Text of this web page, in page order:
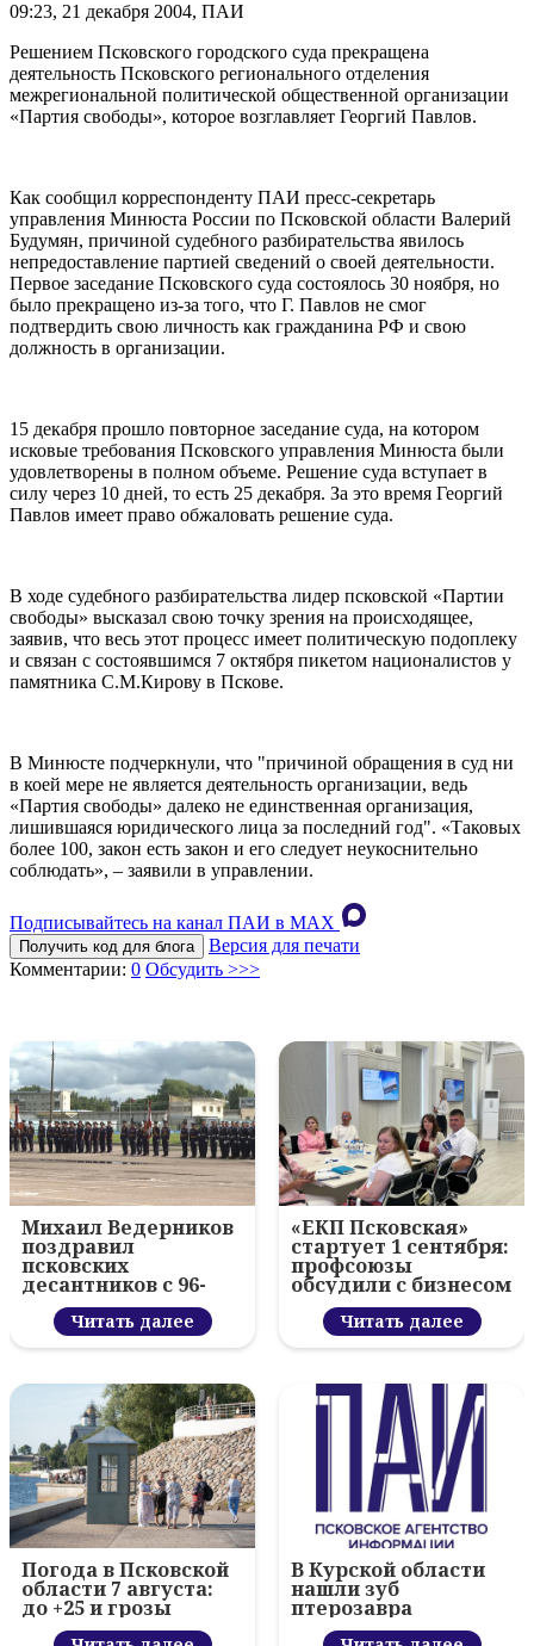
09:23, 21 декабря 2004, ПАИ
Решением Псковского городского суда прекращена
деятельность Псковского регионального отделения
межрегиональной политической общественной организации
«Партия свободы», которое возглавляет Георгий Павлов.
Как сообщил корреспонденту ПАИ пресс-секретарь
управления Минюста России по Псковской области Валерий
Будумян, причиной судебного разбирательства явилось
непредоставление партией сведений о своей деятельности.
Первое заседание Псковского суда состоялось 30 ноября, но
было прекращено из-за того, что Г. Павлов не смог
подтвердить свою личность как гражданина РФ и свою
должность в организации.
15 декабря прошло повторное заседание суда, на котором
исковые требования Псковского управления Минюста были
удовлетворены в полном объеме. Решение суда вступает в
силу через 10 дней, то есть 25 декабря. За это время Георгий
Павлов имеет право обжаловать решение суда.
В ходе судебного разбирательства лидер псковской «Партии
свободы» высказал свою точку зрения на происходящее,
заявив, что весь этот процесс имеет политическую подоплеку
и связан с состоявшимся 7 октября пикетом националистов у
памятника С.М.Кирову в Пскове.
В Минюсте подчеркнули, что "причиной обращения в суд ни
в коей мере не является деятельность организации, ведь
«Партия свободы» далеко не единственная организация,
лишившаяся юридического лица за последний год". «Таковых
более 100, закон есть закон и его следует неукоснительно
соблюдать», – заявили в управлении.
Подписывайтесь на канал ПАИ в MAХ
Получить код для блога
Версия для печати
Комментарии: 0 Обсудить >>>
Михаил Ведерников
поздравил
псковских
десантников с 96-
летием ВДВ и
вручил награды
Читать далее
«ЕКП Псковская»
стартует 1 сентября:
профсоюзы
обсудили с бизнесом
новый цифровой
проектЧитать далее
Погода в Псковской
области 7 августа:
до +25 и грозы
В Курской области
нашли зуб
птерозавра